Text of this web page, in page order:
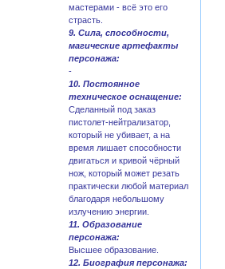
мастерами - всё это его
страсть.
9. Сила, способности,
магические артефакты
персонажа:
-
10. Постоянное
техническое оснащение:
Сделанный под заказ
пистолет-нейтрализатор,
который не убивает, а на
время лишает способности
двигаться и кривой чёрный
нож, который может резать
практически любой материал
благодаря небольшому
излучению энергии.
11. Образование
персонажа:
Высшее образование.
12. Биография персонажа: